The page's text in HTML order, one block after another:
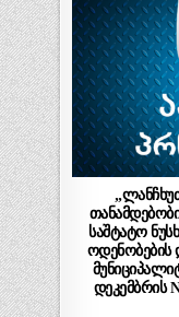
საშტატო
ოდენობების
დეკემბრის